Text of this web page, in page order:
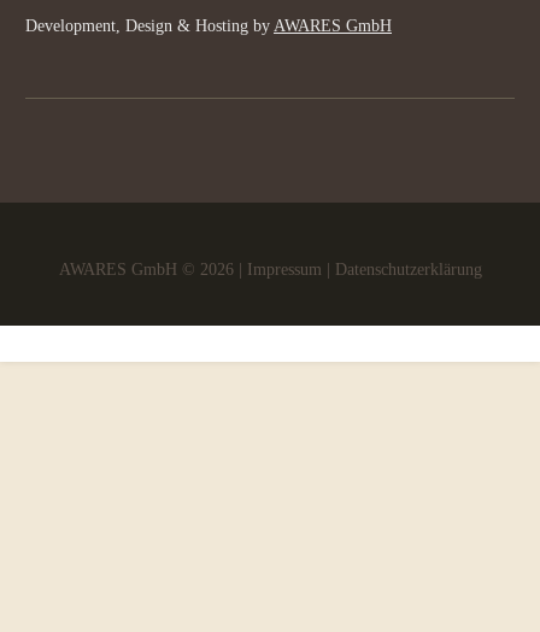
Development, Design & Hosting by AWARES GmbH
AWARES GmbH © 2026 | Impressum Datenschutzerklärung